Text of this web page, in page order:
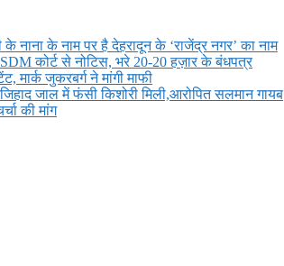
के नाना के नाम पर है देहरादून के ‘राजेंद्र नगर’ का नाम
कोर्ट से नोट‍िस, भरे 20-20 हज़ार के बंधपत्र
जुकरबर्ग ने मांगी माफी
जाल में फंसी किशोरी मिली,आरोपित सलमान गायब
की मांग